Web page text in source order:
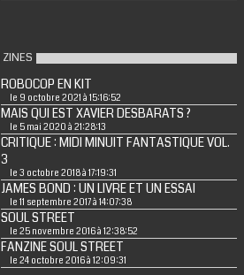
ZINES
ROBOCOP EN KIT
le 9 octobre 2021 à 15:16:52
MAIS QUI EST XAVIER DESBARATS ?
le 5 mai 2020 à 21:28:13
CRITIQUE : MIDI MINUIT FANTASTIQUE VOL.
3
le 3 octobre 2018 à 17:19:31
JAMES BOND : UN LIVRE ET UN ESSAI
le 11 septembre 2017 à 14:07:38
SOUL STREET
le 25 novembre 2016 à 12:38:52
FANZINE SOUL STREET
le 24 octobre 2016 à 12:09:31